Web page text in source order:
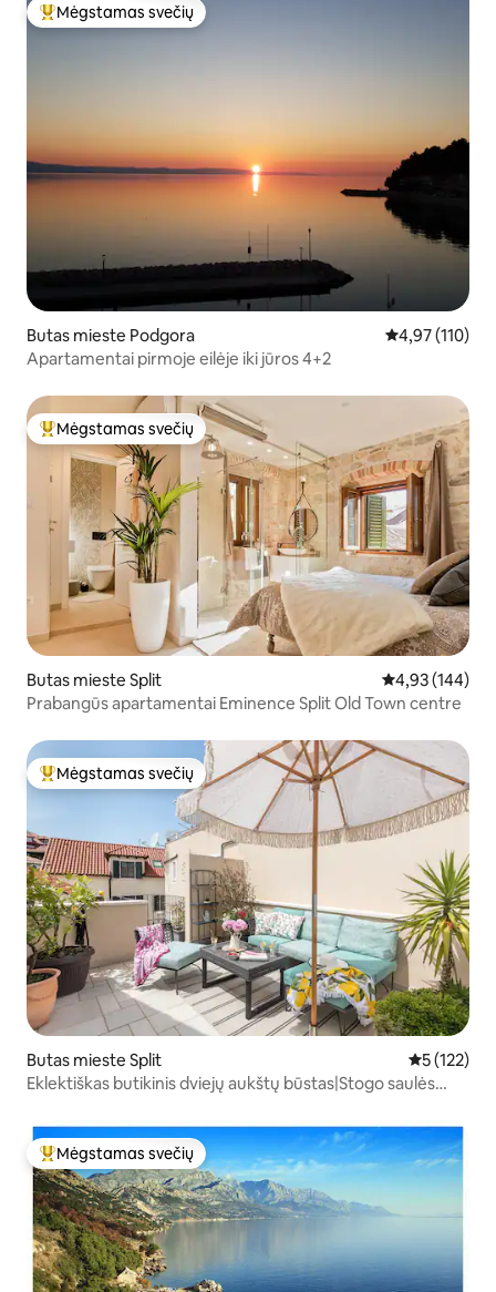
Svečių mėgstamiausias
Mėgstamas svečių
Butas mieste Podgora Vidutinis
4,97 (110)
Apartamentai pirmoje eilėje iki jūros 4+2
Svečių mėgstamiausias
Mėgstamas svečių
Butas mieste Split Vidutinis
4,93 (144)
Prabangūs apartamentai Eminence Split Old Town centre
Svečių mėgstamiausias
Mėgstamas svečių
Butas mieste Split Vidutinis
5 (122)
Eklektiškas butikinis dviejų aukštų būstas|Stogo saulės
Svečių mėgstamiausias
Mėgstamas svečių